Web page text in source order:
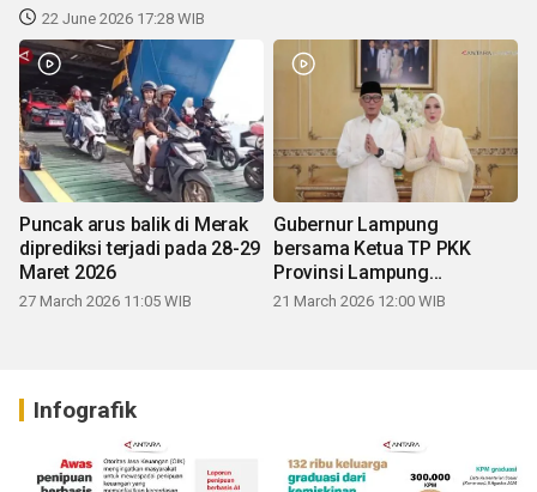
22 June 2026 17:28 WIB
Puncak arus balik di Merak
diprediksi terjadi pada 28-29
Maret 2026
27 March 2026 11:05 WIB
Gubernur Lampung
bersama Ketua TP PKK
Provinsi Lampung
mengucapkan Selamat Hari
21 March 2026 12:00 WIB
Infografik